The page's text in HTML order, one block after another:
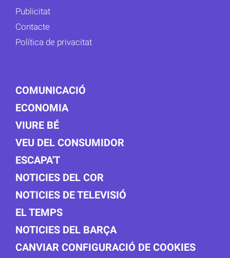
Publicitat
Contacte
Política de privacitat
COMUNICACIÓ
ECONOMIA
VIURE BÉ
VEU DEL CONSUMIDOR
ESCAPA'T
NOTICIES DEL COR
NOTICIES DE TELEVISIÓ
EL TEMPS
NOTICIES DEL BARÇA
CANVIAR CONFIGURACIÓ DE COOKIES